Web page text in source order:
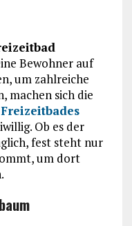
Bewohner auf
um zahlreiche
machen sich die
Ob es der
fest steht nur
um dort